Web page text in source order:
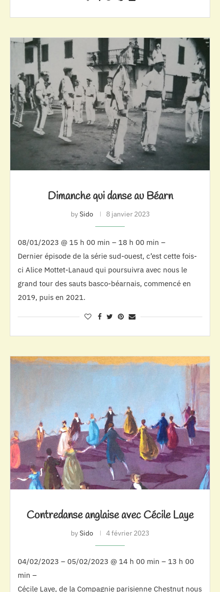
Dimanche qui danse au Béarn
bySido 8 janvier 2023
08/01/2023 @ 15 h 00 min – 18 h 00 min –
Dernier épisode de la série sud-ouest, c’est cette fois-
ci Alice Mottet-Lanaud qui poursuivra avec nous le
grand tour des sauts basco-béarnais, commencé en
2019, puis en 2021.
Contredanse anglaise avec Cécile Laye
bySido 4 février 2023
04/02/2023 – 05/02/2023 @ 14 h 00 min – 13 h 00
min –
Cécile Laye, de la Compagnie parisienne Chestnut nous